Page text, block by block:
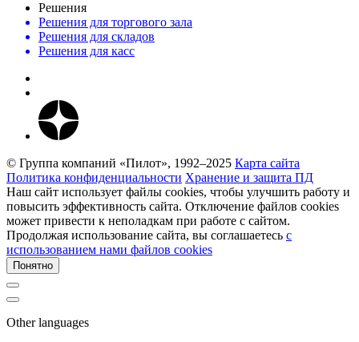
Решения
Решения для торгового зала
Решения для складов
Решения для касс
© Группа компаний «Пилот», 1992–2025 Карта сайта
Политика конфиденциальности Хранение и защита ПД
Наш сайт использует файлы cookies, чтобы улучшить работу и
повысить эффективность сайта. Отключение файлов cookies
может привести к неполадкам при работе с сайтом.
Продолжая использование сайта, вы соглашаетесь c
использованием нами файлов cookies
Понятно
Other languages